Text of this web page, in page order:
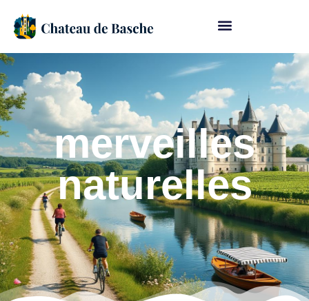
merveilles
naturelles